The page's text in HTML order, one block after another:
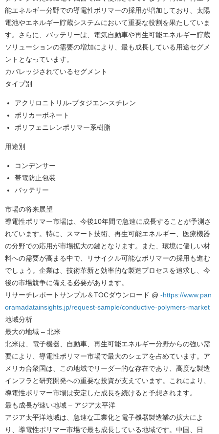
能エネルギー分野での導電性ポリマーの採用が増加しており、太陽
電池やエネルギー貯蔵システムにおいて重要な役割を果たしていま
す。さらに、バッテリーは、電気自動車や再生可能エネルギー貯蔵
ソリューションの需要の増加により、最も成長している用途セグメ
ントとなっています。
カバレッジされているセグメント
タイプ別
アクリロニトリル-ブタジエン-スチレン
ポリカーボネート
ポリフェニレンポリマー系樹脂
用途別
コンデンサー
帯電防止包装
バッテリー
市場の将来展望
導電性ポリマー市場は、今後10年間で急速に成長することが予測さ
れています。特に、スマート技術、再生可能エネルギー、医療機器
の分野での応用が市場拡大の鍵となります。また、環境に優しい材
料への需要が高まる中で、リサイクル可能なポリマーの採用も進む
でしょう。企業は、技術革新と効率的な製造プロセスを追求し、今
後の市場競争に備える必要があります。
リサーチレポートサンプル＆TOCダウンロード @ -https://www.pan
oramadatainsights.jp/request-sample/conductive-polymers-market
地域分析
最大の地域 – 北米
北米は、電子機器、自動車、再生可能エネルギー分野からの強い需
要により、導電性ポリマー市場で最大のシェアを占めています。ア
メリカ合衆国は、この地域でリーダー的な存在であり、高度な製造
インフラと研究開発への重要な投資が支えています。これにより、
導電性ポリマー市場は安定した成長を続けると予想されます。
最も成長が速い地域 – アジア太平洋
アジア太平洋地域は、急速な工業化と電子機器製造業の拡大によ
り、導電性ポリマー市場で最も成長している地域です。中国、日